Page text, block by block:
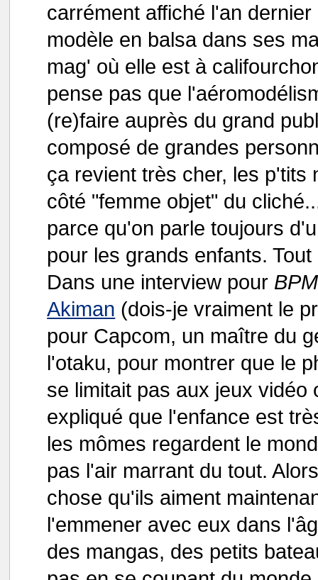
carrément affiché l'an
modèle en balsa dans ses
mag' où elle est à
pense pas que
(re)faire auprès du grand
composé de grandes
ça revient très cher, les p'tits
côté "femme objet" du
parce qu'on parle toujours
pour les grands enfants.
Dans une interview pour
Akiman (dois-je vraiment le
pour Capcom, un maître du
l'otaku, pour montrer que le
se limitait pas aux jeux
expliqué que l'enfance est
les mômes regardent le
pas l'air marrant du tout.
chose qu'ils aiment
l'emmener avec eux dans
des mangas, des petits